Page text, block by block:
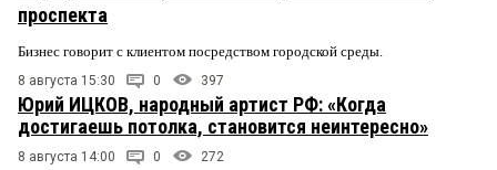
проспекта
Бизнес говорит с клиентом посредством городской среды.
8 августа 15:30 0 397
Юрий ИЦКОВ, народный артист РФ: «Когда
достигаешь потолка, становится неинтересно»
8 августа 14:00 0 272